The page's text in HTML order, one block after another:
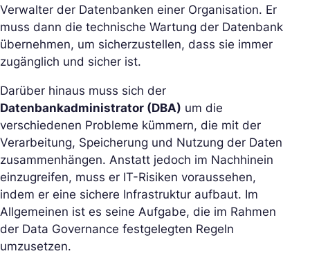
Verwalter der Datenbanken einer Organisation. Er
muss dann die technische Wartung der Datenbank
übernehmen, um sicherzustellen, dass sie immer
zugänglich und sicher ist.
Darüber hinaus muss sich der
Datenbankadministrator (DBA) um die
verschiedenen Probleme kümmern, die mit der
Verarbeitung, Speicherung und Nutzung der Daten
zusammenhängen. Anstatt jedoch im Nachhinein
einzugreifen, muss er IT-Risiken voraussehen,
indem er eine sichere Infrastruktur aufbaut. Im
Allgemeinen ist es seine Aufgabe, die im Rahmen
der Data Governance festgelegten Regeln
umzusetzen.